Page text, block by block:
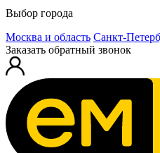
Выбор города
Москва и область Санкт-
Заказать обратный звонок